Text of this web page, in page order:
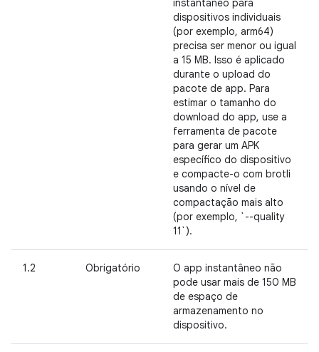
instantâneo para
dispositivos individuais
(por exemplo, arm64)
precisa ser menor ou igual
a 15 MB. Isso é aplicado
durante o upload do
pacote de app. Para
estimar o tamanho do
download do app, use a
ferramenta de pacote
para gerar um APK
específico do dispositivo
e compacte-o com brotli
usando o nível de
compactação mais alto
(por exemplo, `--quality
11`).
1.2 Obrigatório
O app instantâneo não
pode usar mais de 150 MB
de espaço de
armazenamento no
dispositivo.